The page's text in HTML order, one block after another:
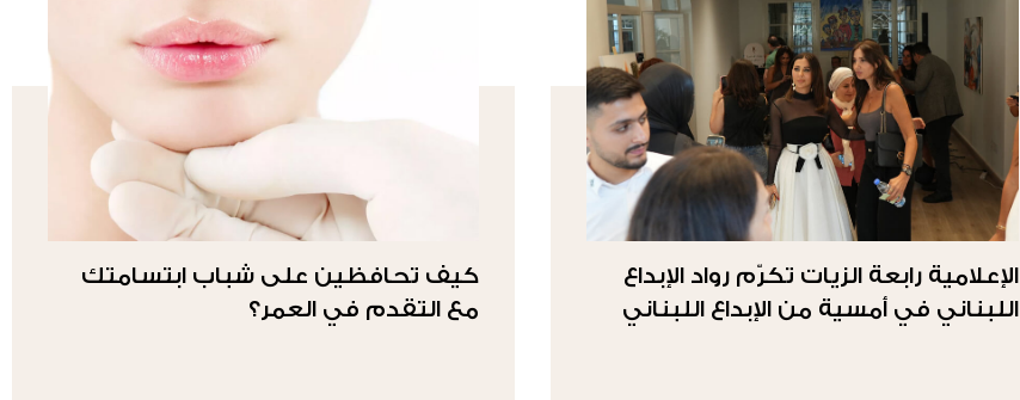
الإعلامية رابعة الزيات تكرّم رواد الإبداع
اللبناني في أمسية من الإبداع اللبناني
كيف تحافظين على شباب ابتسامتك
مع التقدم في العمر؟